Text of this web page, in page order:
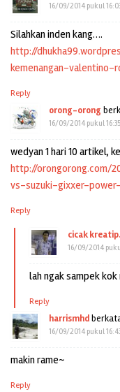
16/09/2014 pukul
Silahkan inden kang….
http://
kemenangan-
Reply
orong-orong
16/09/2014 pukul 16:35
wedyan 1 hari 10 artikel,
http://
vs-suzuki-gixxer-
Reply
cicak
16/09/2014
lah ngak sampek kok
Reply
harrismhd
16/09/2014 pukul
makin rame~
Reply